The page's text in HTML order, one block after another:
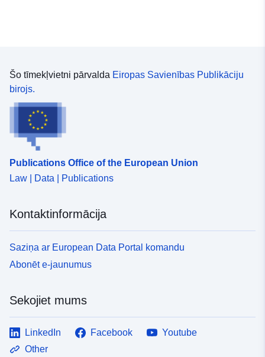
Šo tīmekļvietni pārvalda Eiropas Savienības Publikāciju
birojs.
Publications Office of the European Union
Law | Data | Publications
Kontaktinformācija
Saziņa ar European Data Portal komandu
Abonēt e-jaunumus
Sekojiet mums
LinkedIn Facebook
Youtube
Other